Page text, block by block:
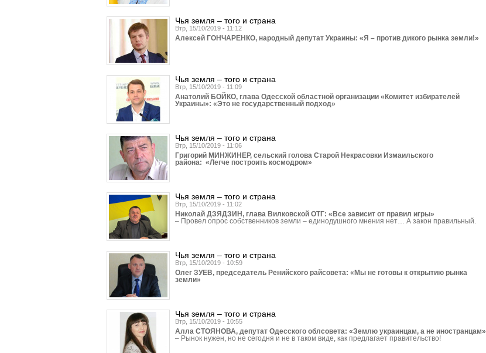
Чья земля – того и страна
Втр, 15/10/2019 - 11:12
Алексей ГОНЧАРЕНКО, народный депутат Украины: «Я – против дикого рынка земли!»
Чья земля – того и страна
Втр, 15/10/2019 - 11:09
Анатолий БОЙКО, глава Одесской областной организации «Комитет избирателей
Украины»: «Это не государственный подход»
Чья земля – того и страна
Втр, 15/10/2019 - 11:06
Григорий МИНЖИНЕР, сельский голова Старой Некрасовки Измаильского
района: «Легче построить космодром»
Чья земля – того и страна
Втр, 15/10/2019 - 11:02
Николай ДЗЯДЗИН, глава Вилковской ОТГ: «Все зависит от правил игры»
– Провел опрос собственников земли – единодушного мнения нет… А закон правильный.
Чья земля – того и страна
Втр, 15/10/2019 - 10:59
Олег ЗУЕВ, председатель Ренийского райсовета: «Мы не готовы к открытию рынка
земли»
Чья земля – того и страна
Втр, 15/10/2019 - 10:55
Алла СТОЯНОВА, депутат Одесского облсовета: «Землю украинцам, а не иностранцам»
– Рынок нужен, но не сегодня и не в таком виде, как предлагает правительство!